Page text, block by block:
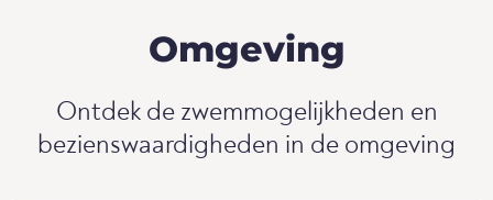
Omgeving
Ontdek de zwemmogelijkheden en
bezienswaardigheden in de omgeving